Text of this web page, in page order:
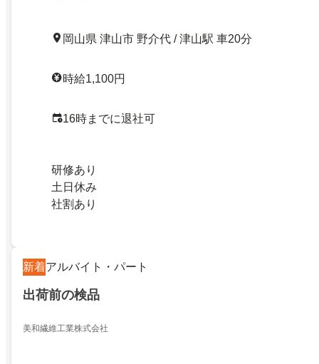
岡山県 津山市 野介代 / 津山駅 車20分
時給1,100円
16時までに退社可
研修あり
土日休み
社割あり
新着アルバイト・パート
出荷前の検品
美和繊維工業株式会社